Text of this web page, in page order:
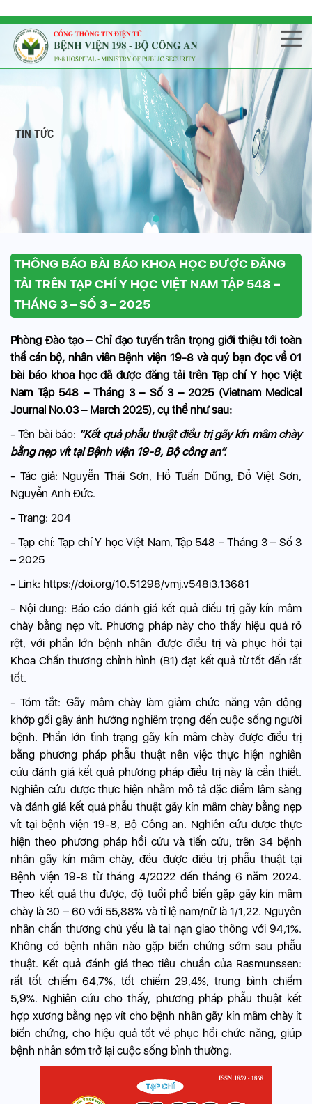
TIN TỨC
THÔNG BÁO BÀI BÁO KHOA HỌC ĐƯỢC ĐĂNG
TẢI TRÊN TẠP CHÍ Y HỌC VIỆT NAM TẬP 548 –
THÁNG 3 – SỐ 3 – 2025
Phòng Đào tạo – Chỉ đạo tuyến trân trọng giới thiệu tới toàn
thể cán bộ, nhân viên Bệnh viện 19-8 và quý bạn đọc về 01
bài báo khoa học đã được đăng tải trên Tạp chí Y học Việt
Nam Tập 548 – Tháng 3 – Số 3 – 2025 (Vietnam Medical
Journal No.03 – March 2025), cụ thể như sau:
- Tên bài báo: “Kết quả phẫu thuật điều trị gãy kín mâm chày
bằng nẹp vít tại Bệnh viện 19-8, Bộ công an”.
- Tác giả: Nguyễn Thái Sơn, Hồ Tuấn Dũng, Đỗ Việt Sơn,
Nguyễn Anh Đức.
- Trang: 204
- Tạp chí: Tạp chí Y học Việt Nam, Tập 548 – Tháng 3 – Số 3
– 2025
- Link: https://doi.org/10.51298/vmj.v548i3.13681
- Nội dung: Báo cáo đánh giá kết quả điều trị gãy kín mâm
chày bằng nẹp vít. Phương pháp này cho thấy hiệu quả rõ
rệt, với phần lớn bệnh nhân được điều trị và phục hồi tại
Khoa Chấn thương chỉnh hình (B1) đạt kết quả từ tốt đến rất
tốt.
- Tóm tắt: Gãy mâm chày làm giảm chức năng vận động
khớp gối gây ảnh hưởng nghiêm trọng đến cuộc sống người
bệnh. Phần lớn tình trạng gãy kín mâm chày được điều trị
bằng phương pháp phẫu thuật nên việc thực hiện nghiên
cứu đánh giá kết quả phương pháp điều trị này là cần thiết.
Nghiên cứu được thực hiện nhằm mô tả đặc điểm lâm sàng
và đánh giá kết quả phẫu thuật gãy kín mâm chày bằng nẹp
vít tại bệnh viện 19-8, Bộ Công an. Nghiên cứu được thực
hiện theo phương pháp hồi cứu và tiến cứu, trên 34 bệnh
nhân gãy kín mâm chày, đều được điều trị phẫu thuật tại
Bệnh viện 19-8 từ tháng 4/2022 đến tháng 6 năm 2024.
Theo kết quả thu được, độ tuổi phổ biến gặp gãy kín mâm
chày là 30 – 60 với 55,88% và tỉ lệ nam/nữ là 1/1,22. Nguyên
nhân chấn thương chủ yếu là tai nạn giao thông với 94,1%.
Không có bệnh nhân nào gặp biến chứng sớm sau phẫu
thuật. Kết quả đánh giá theo tiêu chuẩn của Rasmunssen:
rất tốt chiếm 64,7%, tốt chiếm 29,4%, trung bình chiếm
5,9%. Nghiên cứu cho thấy, phương pháp phẫu thuật kết
hợp xương bằng nẹp vít cho bệnh nhân gãy kín mâm chày ít
biến chứng, cho hiệu quả tốt về phục hồi chức năng, giúp
bệnh nhân sớm trở lại cuộc sống bình thường.